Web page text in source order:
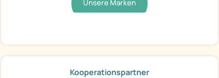
Unsere Marken
Kooperationspartner